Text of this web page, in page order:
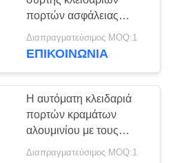
πορτών ασφάλειας
ηλεκτρονικός που
γλιστρά με το κλειδί
Διαπραγματεύσιμος MOQ:1
ΕΠΙΚΟΙΝΩΝΊΑ
Η αυτόματη κλειδαριά
πορτών κραμάτων
αλουμινίου με τους
Multiplicate τρόπους
Διαπραγματεύσιμος MOQ:1